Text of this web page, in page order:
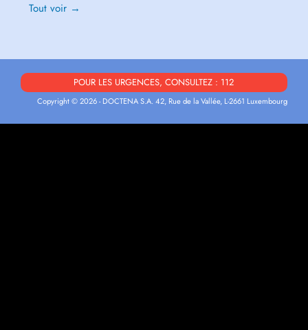
Tout voir →
POUR LES URGENCES, CONSULTEZ : 112
Copyright © 2026 - DOCTENA S.A. 42, Rue de la Vallée, L-2661 Luxembourg